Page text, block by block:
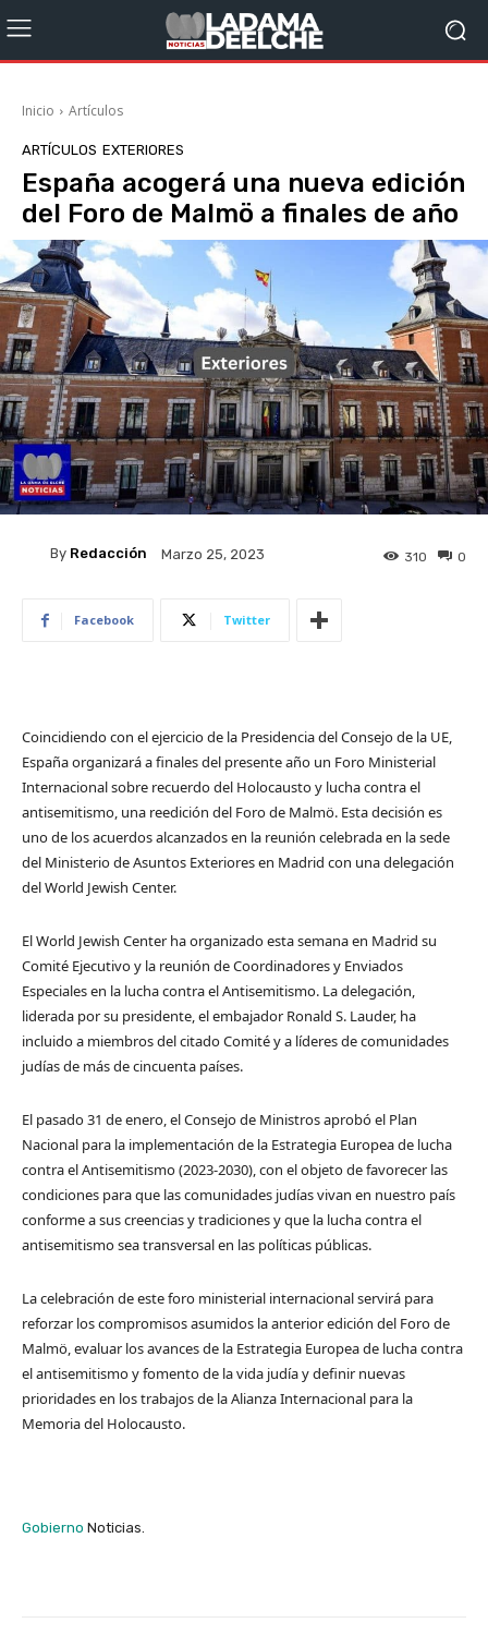
Inicio Artículos
ARTÍCULOS EXTERIORES
España acogerá una nueva edición
del Foro de Malmö a finales de año
By Redacción Marzo 25, 2023 0
310
Facebook Twitter
​​Coincidiendo con el ejercicio de la Presidencia del Consejo de la UE,
España organizará a finales del presente año un Foro Ministerial
Internacional sobre recuerdo del Holocausto y lucha contra el
antisemitismo, una reedición del Foro de Malmö. Esta decisión es
uno de los acuerdos alcanzados en la reunión celebrada en la sede
del Ministerio de Asuntos Exteriores en Madrid con una delegación
del World Jewish Center.
El World Jewish Center ha organizado esta semana en Madrid su
Comité Ejecutivo y la reunión de Coordinadores y Enviados
Especiales en la lucha contra el Antisemitismo. La delegación,
liderada por su presidente, el embajador Ronald S. Lauder, ha
incluido a miembros del citado Comité y a líderes de comunidades
judías de más de cincuenta países.
El pasado 31 de enero, el Consejo de Ministros aprobó el Plan
Nacional para la implementación de la Estrategia Europea de lucha
contra el Antisemitismo (2023-2030), con el objeto de favorecer las
condiciones para que las comunidades judías vivan en nuestro país
conforme a sus creencias y tradiciones y que la lucha contra el
antisemitismo sea transversal en las políticas públicas.
La celebración de este foro ministerial internacional servirá para
reforzar los compromisos asumidos la anterior edición del Foro de
Malmö, evaluar los avances de la Estrategia Europea de lucha contra
el antisemitismo y fomento de la vida judía y definir nuevas
prioridades en los trabajos de la Alianza Internacional para la
Memoria del Holocausto.
Gobierno Noticias.